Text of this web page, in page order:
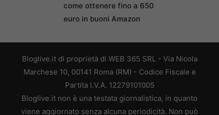
come ottenere fino a 650
euro in buoni Amazon
Bloglive.it di proprietà di WEB 365 SRL - Via Nicola
Marchese 10, 00141 Roma (RM) - Codice Fiscale e
Partita I.V.A. 12279101005
Bloglive.it non è una testata giornalistica, in quanto
viene aggiornato senza alcuna periodicità. Non può